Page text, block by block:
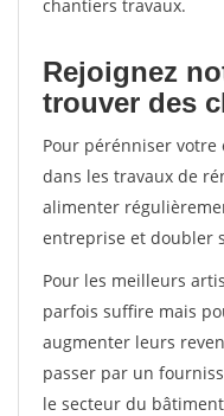
chantiers travaux.
Rejoignez
trouver des
Pour pérénniser
dans les travaux de
alimenter
entreprise et doubler
Pour les meilleurs
parfois suffire mais
augmenter leurs
passer par un
le secteur du